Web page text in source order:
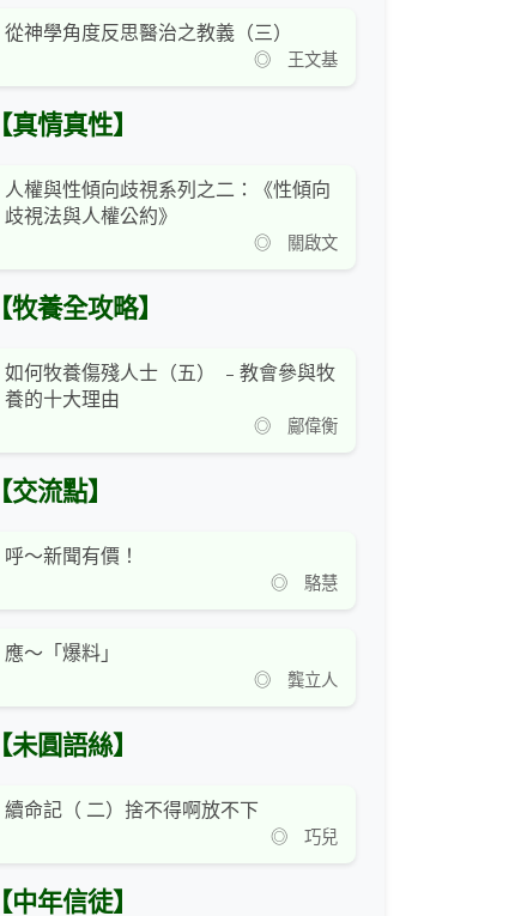
從神學角度反思醫治之教義（三）
◎ 王文基
【真情真性】
人權與性傾向歧視系列之二：《性傾向
歧視法與人權公約》
◎ 關啟文
【牧養全攻略】
如何牧養傷殘人士（五） ﹣教會參與牧
養的十大理由
◎ 鄺偉衡
【交流點】
呼～新聞有價！
◎ 駱慧
應～「爆料」
◎ 龔立人
【未圓語絲】
續命記（ 二）捨不得啊放不下
◎ 巧兒
【中年信徒】